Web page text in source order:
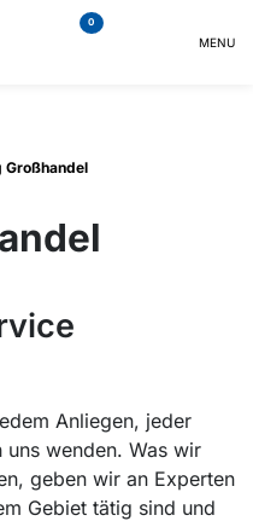
0
MENU
Großhandel
Anliegen, jeder
wenden. Was wir
geben wir an Experten
Gebiet tätig sind und